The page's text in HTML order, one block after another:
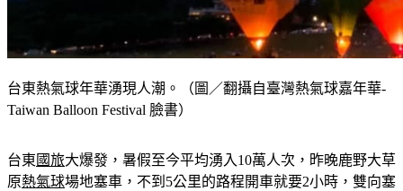
台東熱氣球年華湧現人潮。（圖／翻攝自臺灣熱氣球嘉年華-
Taiwan Balloon Festival 臉書）
台東 國旅大爆發，暑假至今平均湧入10萬人次，昨晚鹿野大草
原熱氣球場地塞車，不到5公里的路程開車就要2小時，雙向塞